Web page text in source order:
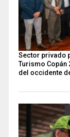
Sector privado
Turismo
del occidente